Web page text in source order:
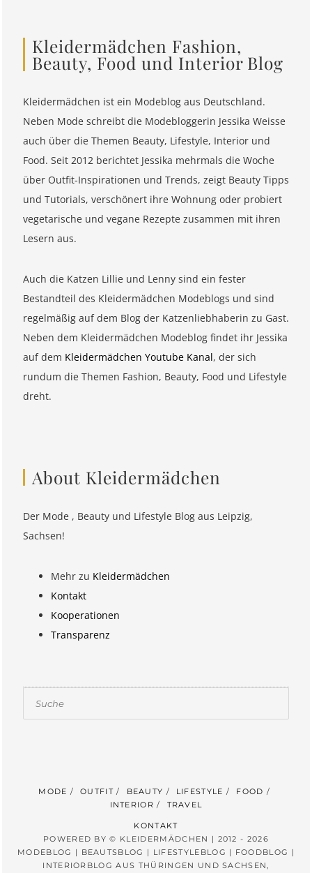
Kleidermädchen Fashion,
Beauty, Food und Interior Blog
Kleidermädchen ist ein Modeblog aus Deutschland.
Neben Mode schreibt die Modebloggerin Jessika Weisse
auch über die Themen Beauty, Lifestyle, Interior und
Food. Seit 2012 berichtet Jessika mehrmals die Woche
über Outfit-Inspirationen und Trends, zeigt Beauty Tipps
und Tutorials, verschönert ihre Wohnung oder probiert
vegetarische und vegane Rezepte zusammen mit ihren
Lesern aus.
Auch die Katzen Lillie und Lenny sind ein fester
Bestandteil des Kleidermädchen Modeblogs und sind
regelmäßig auf dem Blog der Katzenliebhaberin zu Gast.
Neben dem Kleidermädchen Modeblog findet ihr Jessika
auf dem Kleidermädchen Youtube Kanal, der sich
rundum die Themen Fashion, Beauty, Food und Lifestyle
dreht.
About Kleidermädchen
Der Mode , Beauty und Lifestyle Blog aus Leipzig,
Sachsen!
Mehr zu Kleidermädchen
Kontakt
Kooperationen
Transparenz
MODE OUTFIT BEAUTY LIFESTYLE
FOOD
INTERIOR
TRAVEL
KONTAKT
POWERED BY © KLEIDERMÄDCHEN | 2012 - 2026
MODEBLOG | BEAUTSBLOG | LIFESTYLEBLOG | FOODBLOG |
INTERIORBLOG AUS THÜRINGEN UND SACHSEN,